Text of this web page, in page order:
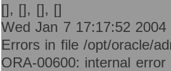
[], [], [], []
Wed Jan 7 17:17:52 2004
Errors in file /opt/oracle/
ORA-00600: internal